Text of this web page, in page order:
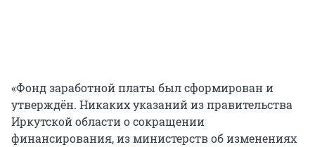
«Фонд заработной платы был сформирован и
утверждён. Никаких указаний из правительства
Иркутской области о сокращении
финансирования, из министерств об изменениях